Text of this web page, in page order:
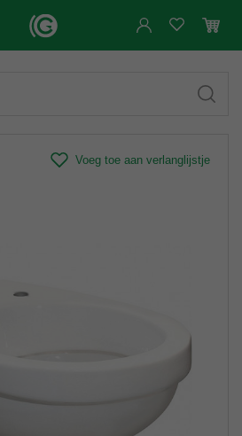
Voeg toe aan verlanglijstje